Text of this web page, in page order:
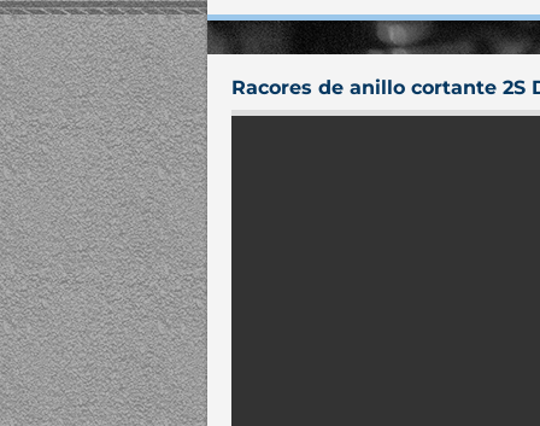
Racores de anillo cortante 2S